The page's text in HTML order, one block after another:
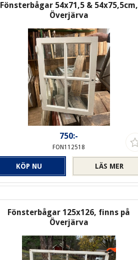
Fönsterbågar 54x71,5 & 54x75,5cm,
Överjärva
750:-
FON112518
LÄS MER
KÖP NU
Fönsterbågar 125x126, finns på
Överjärva